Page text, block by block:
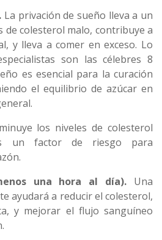
La privación de sueño lleva a un
de colesterol malo, contribuye a
y lleva a comer en exceso. Lo
son las célebres 8
es esencial para la curación
el equilibrio de azúcar en
los niveles de colesterol
un factor de riesgo para
una hora al día). Una
ayudará a reducir el colesterol,
y mejorar el flujo sanguíneo